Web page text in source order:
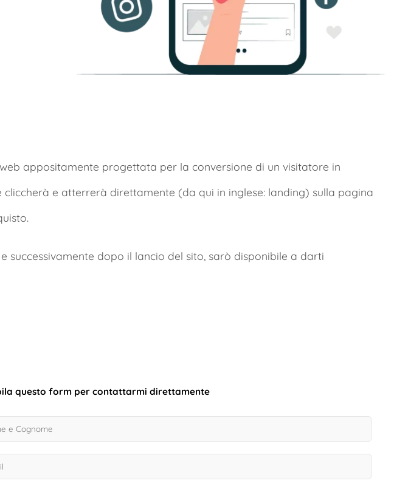
appositamente progettata per la conversione di un visitatore in
cliccherà e atterrerà direttamente (da qui in inglese: landing) sulla pagina
dopo il lancio del sito, sarò disponibile a darti
questo form per contattarmi direttamente